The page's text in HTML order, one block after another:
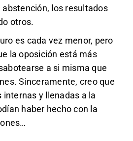
los resultados
otros.
es cada vez menor, pero
la oposición está más
a si misma que
Sinceramente, creo que
internas y llenadas a la
haber hecho con la